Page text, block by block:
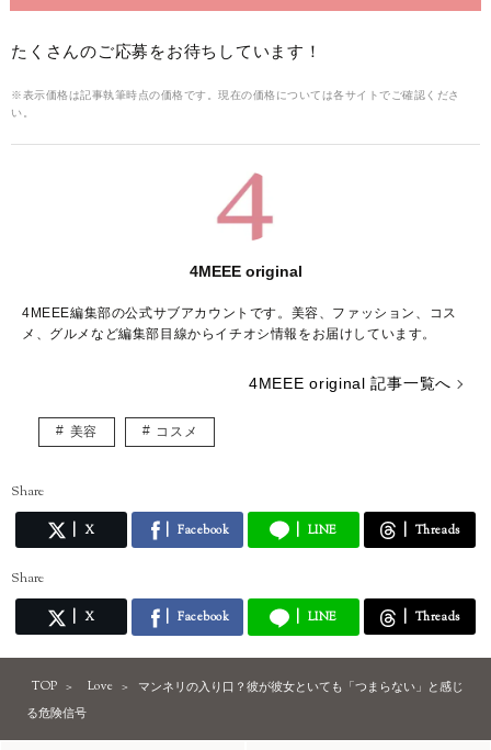
たくさんのご応募をお待ちしています！
※表示価格は記事執筆時点の価格です。現在の価格については各サイトでご確認くださ
い。
4MEEE original
4MEEE編集部の公式サブアカウントです。美容、ファッション、コス
メ、グルメなど編集部目線からイチオシ情報をお届けしています。
4MEEE original 記事一覧へ
美容 コスメ
Share
X Facebook LINE Threads
Share
X Facebook LINE Threads
TOP Love
マンネリの入り口？彼が彼女といても「つまらない」と感じ
る危険信号